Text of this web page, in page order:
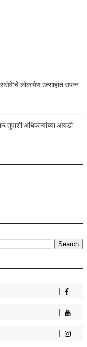
लोकार्पण उत्साहात संपन्न
तुपाशी अधिकाऱ्यांच्या आयडी